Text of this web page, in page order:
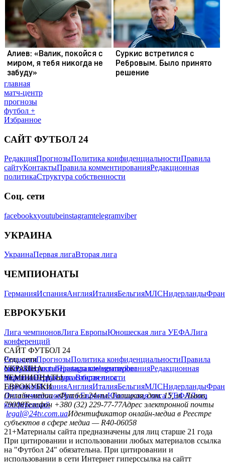
главная
матч-центр
прогнозы
футбол +
Избранное
САЙТ ФУТБОЛ 24
РедакцияПрогнозыПолитика конфиденциальностиПравила
сайтуКонтактыПравила комментированияРедакционная
политикаСтруктура собственности
Соц. сети
facebookxyoutubeinstagramtelegramviber
УКРАИНА
УкраинаПервая лигаВторая лига
ЧЕМПИОНАТЫ
ГерманияИспанияАнглияИталияБельгияМЛСНидерланды
ЕВРОКУБКИ
Лига чемпионовЛига ЕвропыЮношеская лига УЕФАЛига
конференций
САЙТ ФУТБОЛ 24
РедакцияПрогнозыПолитика конфиденциальностиПравила
сайтуКонтактыПравила комментированияРедакционная
политикаСтруктура собственности
Соц. сети
facebookxyoutubeinstagramtelegramviber
УКРАИНА
УкраинаПервая лигаВторая лига
ЧЕМПИОНАТЫ
ГерманияИспанияАнглияИталияБельгияМЛСНидерланды
ЕВРОКУБКИ
Лига чемпионовЛига ЕвропыЮношеская лига УЕФАЛига
конференций
Онлайн-медиа «Футбол 24»пл. Галицкая, дом. 15, м. Львов,
79008Телефон +380 (32) 229-77-77Адрес электронной почты
legal@24tv.com.uaИдентификатор онлайн-медиа в Реестре
субъектов в сфере медиа — R40-06058
21+Материалы сайта предназначены для лиц старше 21 года
При цитировании и использовании любых материалов ссылка
на "Футбол 24" обязательна. При цитировании и
использовании в сети Интернет гиперссылка на сайтт